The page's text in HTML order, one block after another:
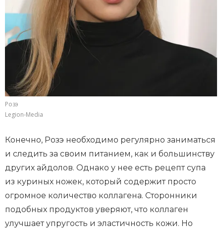
Розэ
Legion-Media
Конечно, Розэ необходимо регулярно заниматься
и следить за своим питанием, как и большинству
других айдолов. Однако у нее есть рецепт супа
из куриных ножек, который содержит просто
огромное количество коллагена. Сторонники
подобных продуктов уверяют, что коллаген
улучшает упругость и эластичность кожи. Но